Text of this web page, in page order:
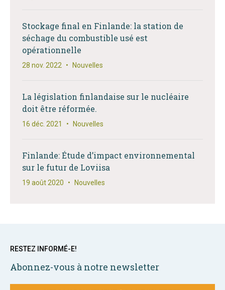
Stockage final en Finlande: la station de
séchage du combustible usé est
opérationnelle
28 nov. 2022 • Nouvelles
La législation finlandaise sur le nucléaire
doit être réformée.
16 déc. 2021 • Nouvelles
Finlande: Étude d’impact environnemental
sur le futur de Loviisa
19 août 2020 • Nouvelles
RESTEZ INFORMÉ-E!
Abonnez-vous à notre newsletter